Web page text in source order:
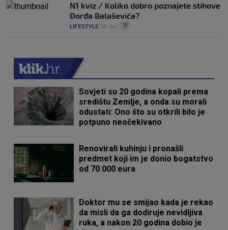
N1 kviz / Koliko dobro poznajete stihove
Đorđa Balaševića?
LIFESTYLE 18. svi. 11
Sovjeti su 20 godina kopali prema
središtu Zemlje, a onda su morali
odustati: Ono što su otkrili bilo je
potpuno neočekivano
Renovirali kuhinju i pronašli
predmet koji im je donio bogatstvo
od 70 000 eura
Doktor mu se smijao kada je rekao
da misli da ga dodiruje nevidljiva
ruka, a nakon 20 godina dobio je